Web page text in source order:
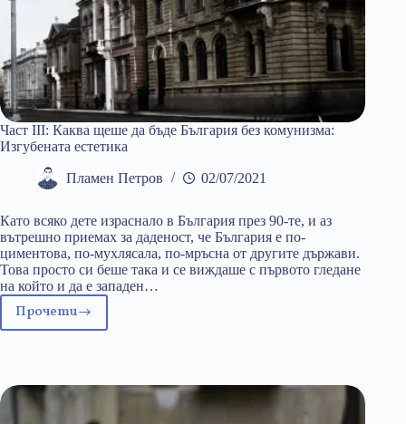
Част III: Каква щеше да бъде България без комунизма:
Изгубената естетика
Пламен Петров 02/07/2021
Като всяко дете израснало в България през 90-те, и аз
вътрешно приемах за даденост, че България е по-
циментова, по-мухлясала, по-мръсна от другите държави.
Това просто си беше така и се виждаше с първото гледане
на който и да е западен…
Прочети
Част
да